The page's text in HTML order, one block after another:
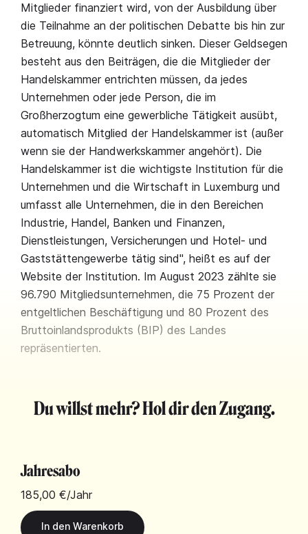
Mitglieder finanziert wird, von der Ausbildung über
die Teilnahme an der politischen Debatte bis hin zur
Betreuung, könnte deutlich sinken. Dieser Geldsegen
besteht aus den Beiträgen, die die Mitglieder der
Handelskammer entrichten müssen, da jedes
Unternehmen oder jede Person, die im
Großherzogtum eine gewerbliche Tätigkeit ausübt,
automatisch Mitglied der Handelskammer ist (außer
wenn sie der Handwerkskammer angehört). Die
Handelskammer ist die wichtigste Institution für die
Unternehmen und die Wirtschaft in Luxemburg und
umfasst alle Unternehmen, die in den Bereichen
Industrie, Handel, Banken und Finanzen,
Dienstleistungen, Versicherungen und Hotel- und
Gaststättengewerbe tätig sind", heißt es auf der
Website der Institution. Im August 2023 zählte sie
96.790 Mitgliedsunternehmen, die 75 Prozent der
entgeltlichen Beschäftigung und 80 Prozent des
Bruttoinlandsprodukts (BIP) des Landes
repräsentierten.
Du willst mehr? Hol dir den Zugang.
Jahresabo
185,00 €/Jahr